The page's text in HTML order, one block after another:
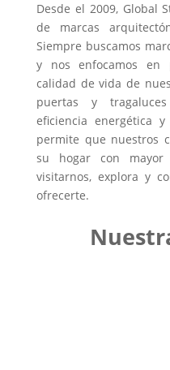
Desde el 2009, Global
de marcas
Siempre buscamos
y nos enfocamos en
calidad de vida de
puertas y
eficiencia energética
permite que nuestros
su hogar con
visitarnos, explora y
ofrecerte.